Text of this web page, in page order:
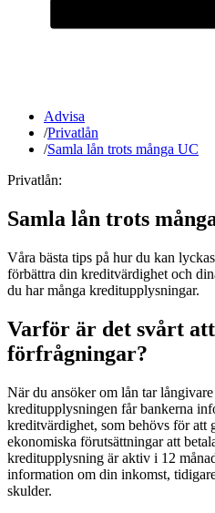
Advisa
/Privatlån
/Samla lån trots många UC
Privatlån:
Samla lån trots
Våra bästa tips på hur du kan
förbättra din kreditvärdighet och
du har många kreditupplysningar.
Varför är det svårt
förfrågningar?
När du ansöker om lån tar långivare
kreditupplysningen får bankerna
kreditvärdighet, som behövs för att
ekonomiska förutsättningar att
kreditupplysning är aktiv i 12
information om din inkomst,
skulder.